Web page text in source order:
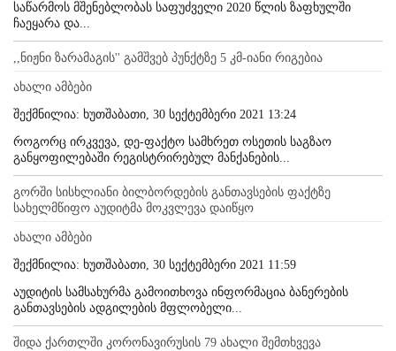
საწარმოს მშენებლობას საფუძველი 2020 წლის ზაფხულში
ჩაეყარა და...
,,ნიჟნი ზარამაგის'' გამშვებ პუნქტზე 5 კმ-იანი რიგებია
ახალი ამბები
შექმნილია: ხუთშაბათი, 30 სექტემბერი 2021 13:24
როგორც ირკვევა, დე-ფაქტო სამხრეთ ოსეთის საგზაო
განყოფილებაში რეგისტრირებულ მანქანების...
გორში სისხლიანი ბილბორდების განთავსების ფაქტზე
სახელმწიფო აუდიტმა მოკვლევა დაიწყო
ახალი ამბები
შექმნილია: ხუთშაბათი, 30 სექტემბერი 2021 11:59
აუდიტის სამსახურმა გამოითხოვა ინფორმაცია ბანერების
განთავსების ადგილების მფლობელი...
შიდა ქართლში კორონავირუსის 79 ახალი შემთხვევა